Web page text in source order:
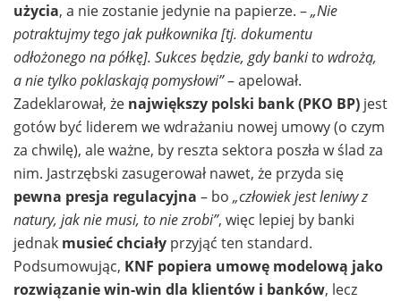
użycia, a nie zostanie jedynie na papierze. –„Nie
potraktujmy tego jak pułkownika [tj. dokumentu
odłożonego na półkę]. Sukces będzie, gdy banki to wdrożą,
a nie tylko poklaskają pomysłowi”– apelował.
Zadeklarował, że największy polski bank (PKO BP) jest
gotów być liderem we wdrażaniu nowej umowy (o czym
za chwilę), ale ważne, by reszta sektora poszła w ślad za
nim. Jastrzębski zasugerował nawet, że przyda się
pewna presja regulacyjna – bo „człowiek jest leniwy z
natury, jak nie musi, to nie zrobi”, więc lepiej by banki
jednak musieć chciały przyjąć ten standard.
Podsumowując, KNF popiera umowę modelową jako
rozwiązanie win-win dla klientów i banków, lecz